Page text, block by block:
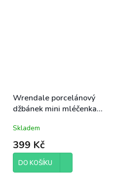
Wrendale porcelánový
džbánek mini mléčenka
myškou 125ml
Skladem
399 Kč
DO KOŠÍKU